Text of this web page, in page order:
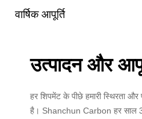
वार्षिक आपूर्ति
उत्पादन और
हर शिपमेंट के पीछे हमारी स्थिरता और
है। Shanchun Carbon हर साल